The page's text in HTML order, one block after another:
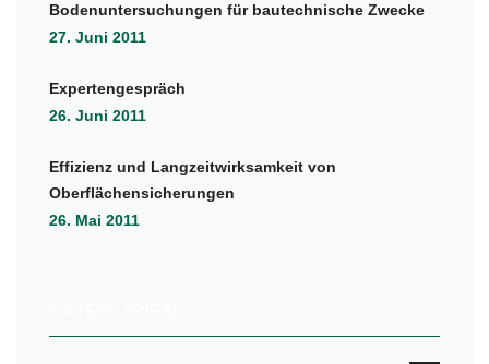
Bodenuntersuchungen für bautechnische Zwecke
27. Juni 2011
Expertengespräch
26. Juni 2011
Effizienz und Langzeitwirksamkeit von
Oberflächensicherungen
26. Mai 2011